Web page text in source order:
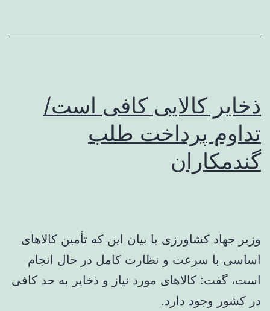
ذخایر کالایی کافی است/
تداوم پرداخت طلب
گندمکاران
وزیر جهاد کشاورزی با بیان این که تأمین کالاهای
اساسی با سرعت و نظارت کامل در حال انجام
است، گفت: کالاهای مورد نیاز و ذخایر به حد کافی
در کشور وجود دارد.